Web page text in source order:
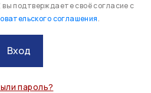
подтверждаете своё согласие с
соглашения.
Вход
пароль?